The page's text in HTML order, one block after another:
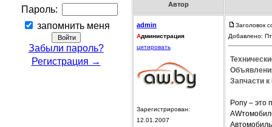
Пароль:
запомнить меня
Забыли пароль?
Регистрация →
Автор
admin
Администрация
цитировать
Зарегистрирован:
12.01.2007
Заголовок
Добавлено:
Запчасти
Pony – это